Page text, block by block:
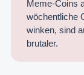
Meme-Coins
wöchentliche
winken, sind
brutaler.